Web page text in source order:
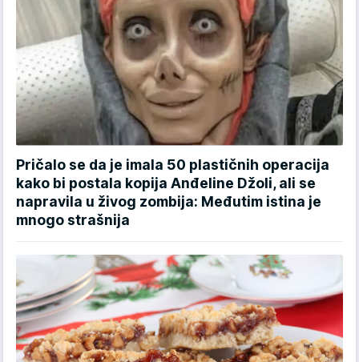
Pričalo se da je imala 50 plastičnih operacija
kako bi postala kopija Anđeline Džoli, ali se
napravila u živog zombija: Međutim istina je
mnogo strašnija